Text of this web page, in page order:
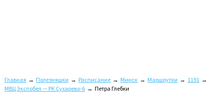
Главная → Полезняшки → Расписание → Минск → Маршрутки → 1191 →
МВЦ Экспобел — РК Сухарево-6 → Петра Глебки